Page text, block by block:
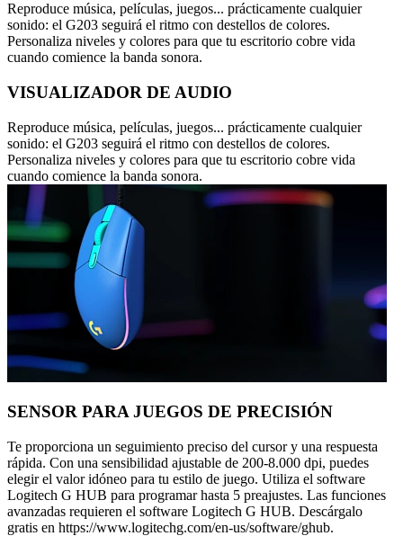
Reproduce música, películas, juegos... prácticamente cualquier
sonido: el G203 seguirá el ritmo con destellos de colores.
Personaliza niveles y colores para que tu escritorio cobre vida
cuando comience la banda sonora.
VISUALIZADOR DE AUDIO
Reproduce música, películas, juegos... prácticamente cualquier
sonido: el G203 seguirá el ritmo con destellos de colores.
Personaliza niveles y colores para que tu escritorio cobre vida
cuando comience la banda sonora.
SENSOR PARA JUEGOS DE PRECISIÓN
Te proporciona un seguimiento preciso del cursor y una respuesta
rápida. Con una sensibilidad ajustable de 200-8.000 dpi, puedes
elegir el valor idóneo para tu estilo de juego. Utiliza el software
Logitech G HUB para programar hasta 5 preajustes. Las funciones
avanzadas requieren el software Logitech G HUB. Descárgalo
gratis en https://www.logitechg.com/en-us/software/ghub.